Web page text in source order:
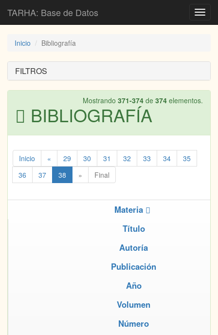
TARHA: Base de Datos
Inicio Bibliografía
FILTROS
Mostrando 371-374 de 374 elementos.
BIBLIOGRAFÍA
Inicio « 29 30 31 32 33 34
35
36
37 38 » Final
Materia
Título
Autoría
Publicación
Año
Volumen
Número